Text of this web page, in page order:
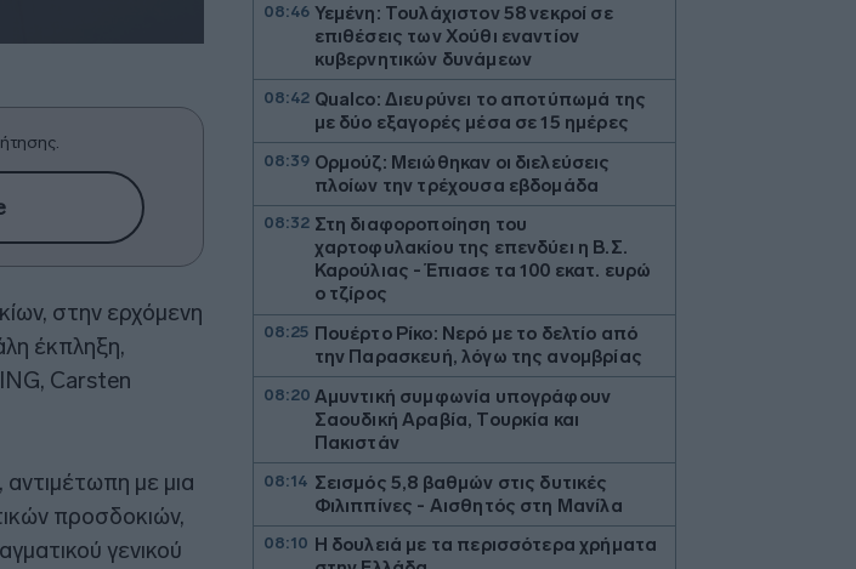
στην ερχόμενη
έκπληξη,
ING, Carsten
με μια
προσδοκιών,
γενικού
08:46 Υεμένη: Τουλάχιστον 58 νεκροί σε
επιθέσεις των Χούθι εναντίον
κυβερνητικών δυνάμεων
08:42 Qualco: Διευρύνει το αποτύπωμά της
με δύο εξαγορές μέσα σε 15 ημέρες
08:39 Ορμούζ: Μειώθηκαν οι διελεύσεις
πλοίων την τρέχουσα εβδομάδα
08:32 Στη διαφοροποίηση του
χαρτοφυλακίου της επενδύει η Β.Σ.
Καρούλιας - Έπιασε τα 100 εκατ. ευρώ
ο τζίρος
08:25 Πουέρτο Ρίκο: Νερό με το δελτίο από
την Παρασκευή, λόγω της ανομβρίας
08:20 Aμυντική συμφωνία υπογράφουν
Σαουδική Αραβία, Τουρκία και
Πακιστάν
08:14 Σεισμός 5,8 βαθμών στις δυτικές
Φιλιππίνες - Αισθητός στη Μανίλα
08:10 Η δουλειά με τα περισσότερα χρήματα